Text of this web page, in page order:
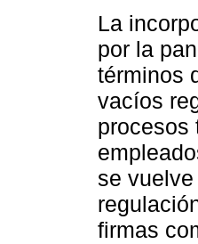
La
por la
términos
vacíos
procesos
se
firmas